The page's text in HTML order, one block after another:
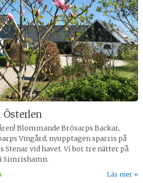
Österlen
Blommande Brösarps Backar,
Vingård, nyupptagen sparris på
Stenar vid havet. Vi bor tre nätter på
Simrishamn.
Läs mer